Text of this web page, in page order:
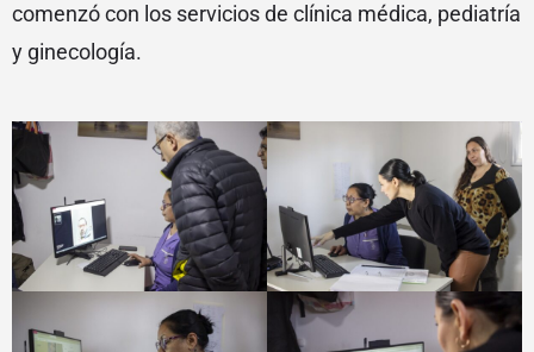
comenzó con los servicios de clínica médica, pediatría
y ginecología.